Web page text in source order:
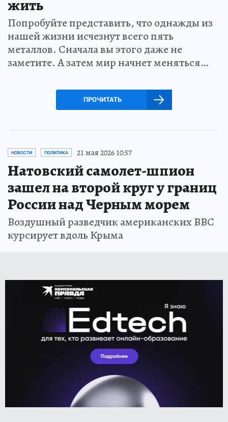
жить
Попробуйте представить, что однажды из
нашей жизни исчезнут всего пять
металлов. Сначала вы этого даже не
заметите. А затем мир начнет меняться…
ПРОЧИТАТЬ
НОВОСТИ ПОЛИТИКА 21 мая 2026 10:57
Натовский самолет-шпион
зашел на второй круг у границ
России над Черным морем
Воздушный разведчик американских ВВС
курсирует вдоль Крыма